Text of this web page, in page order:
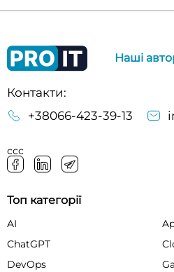
Контакти:
+38066-423-39-13
ссс
Наші
Топ категорії
AI
ChatGPT
DevOps